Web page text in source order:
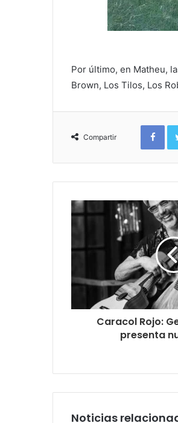
Por último, en Matheu,
Brown, Los Tilos, Los
Compartir
Caracol Rojo:
presenta
Noticias